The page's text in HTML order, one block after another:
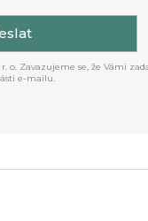
Zavazujeme se, že Vámi
e-mailu.